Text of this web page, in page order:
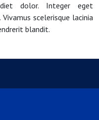
dolor. Integer eget
scelerisque lacinia
blandit.